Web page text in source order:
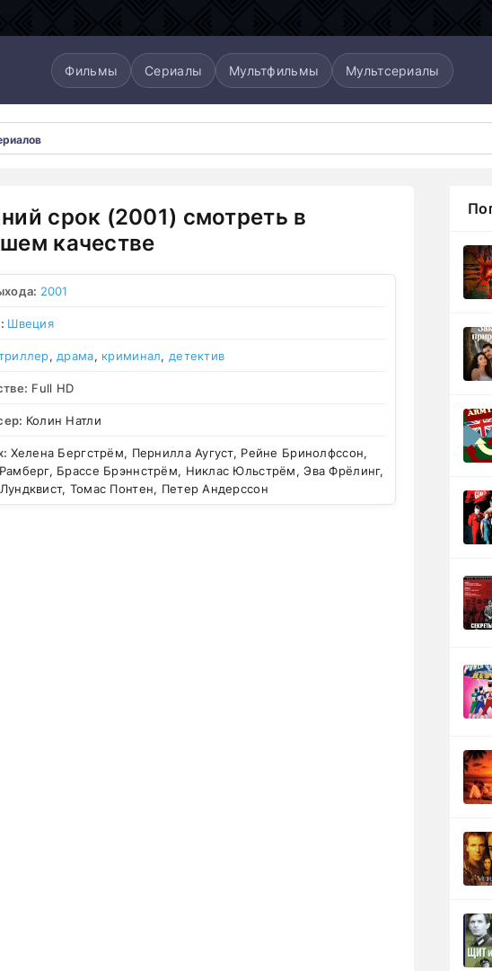
Фильмы Сериалы Мультфильмы Мультсериалы
срок (2001) смотреть в
качестве
2001
Швеция
, драма, криминал, детектив
Full HD
Колин Натли
Хелена Бергстрём, Пернилла Аугуст, Рейне Бринолфссон,
Брассе Брэннстрём, Никлас Юльстрём, Эва Фрёлинг,
Томас Понтен, Петер Андерссон